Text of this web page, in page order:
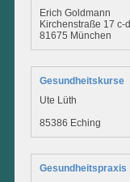
Erich Goldmann
Kirchenstraße 17 c-d
81675 München
Gesundheitskurse
Ute Lüth
85386 Eching
Gesundheitspraxis